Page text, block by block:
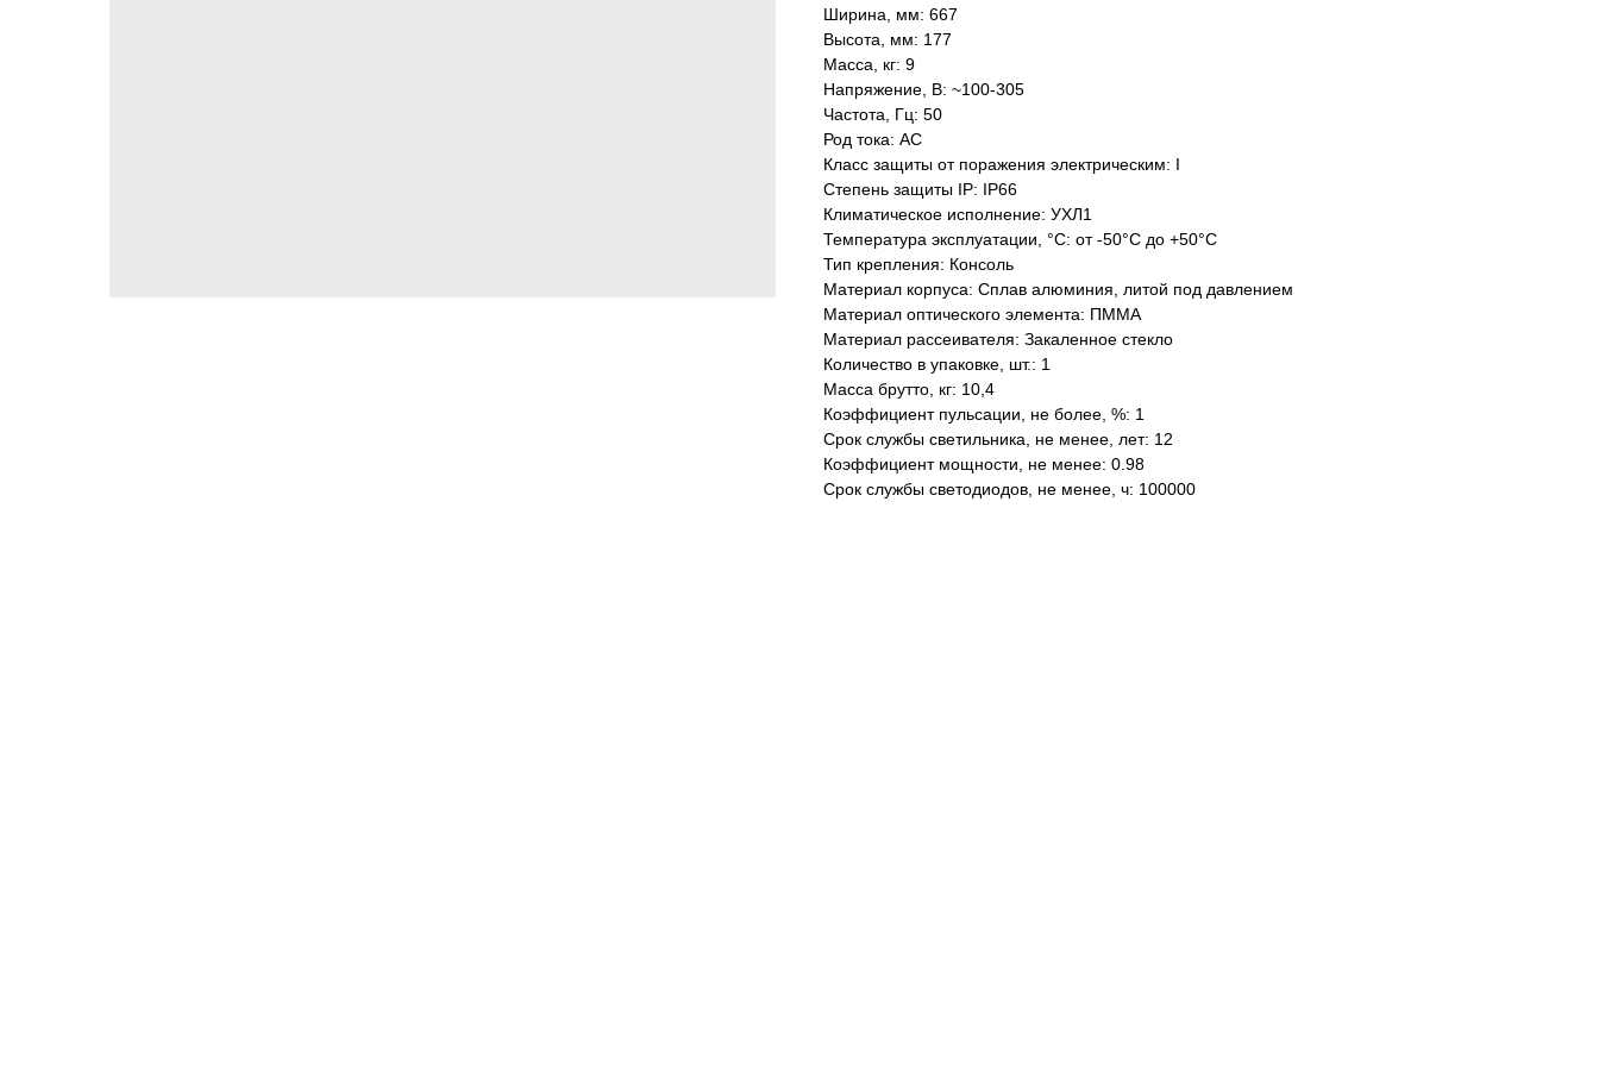
Ширина, мм: 667
Высота, мм: 177
Масса, кг: 9
Напряжение, В: ~100-305
Частота, Гц: 50
Род тока: AC
Класс защиты от поражения электрическим: I
Степень защиты IP: IP66
Климатическое исполнение: УХЛ1
Температура эксплуатации, °С: от -50°C до +50°C
Тип крепления: Консоль
Материал корпуса: Сплав алюминия, литой под давлением
Материал оптического элемента: ПММА
Материал рассеивателя: Закаленное стекло
Количество в упаковке, шт.: 1
Масса брутто, кг: 10,4
Коэффициент пульсации, не более, %: 1
Срок службы светильника, не менее, лет: 12
Коэффициент мощности, не менее: 0.98
Срок службы светодиодов, не менее, ч: 100000